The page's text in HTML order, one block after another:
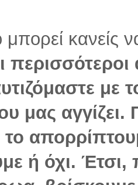
κανείς
περισσότεροι
μας αγγίζει.
το
ή όχι.